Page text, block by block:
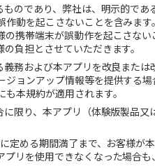
のであり、弊社は、明示的で
動を起こさないことを含みま
の携帯端末が誤動作を起こさな
負担とさせていただきます。
務および本アプリを改良また
ョンアップ情報等を提供する
本規約が適用されます。
限り、本アプリ（体験版製品
定める期間満了まで、お客様が
リを使用できなくなった場合も